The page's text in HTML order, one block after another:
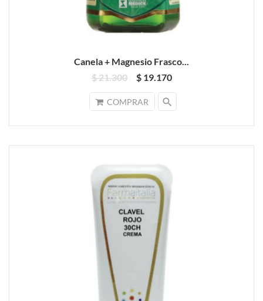
Canela + Magnesio Frasco...
$ 21.300
$ 19.170
COMPRAR search